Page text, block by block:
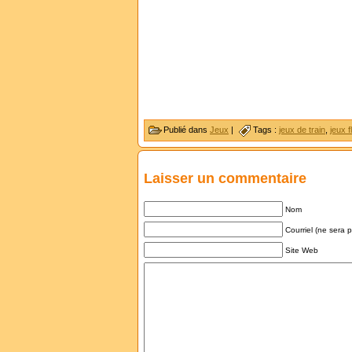
Publié dans Jeux Tags : jeux de train jeux
Laisser un commentaire
Nom
Courriel (ne sera
Site Web